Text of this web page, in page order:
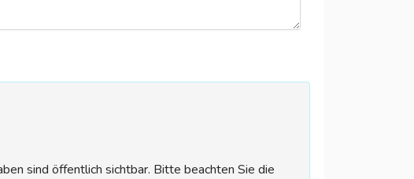
sind öffentlich sichtbar. Bitte beachten Sie die